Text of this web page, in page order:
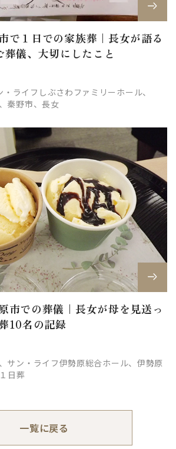
で１日での家族葬｜長女が語る
儀、大切にしたこと
・ライフしぶさわファミリーホール、
秦野市、長女
市での葬儀｜長女が母を見送っ
10名の記録
サン・ライフ伊勢原総合ホール、伊勢原
日葬
一覧に戻る